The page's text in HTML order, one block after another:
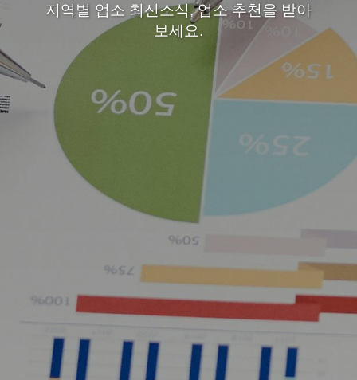
지역별 업소 최신소식, 업소 추천을 받아
보세요.